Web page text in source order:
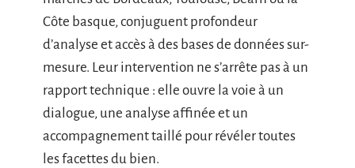
Côte basque, conjuguent profondeur
d’analyse et accès à des bases de données sur-
mesure. Leur intervention ne s’arrête pas à un
rapport technique : elle ouvre la voie à un
dialogue, une analyse affinée et un
accompagnement taillé pour révéler toutes
les facettes du bien.